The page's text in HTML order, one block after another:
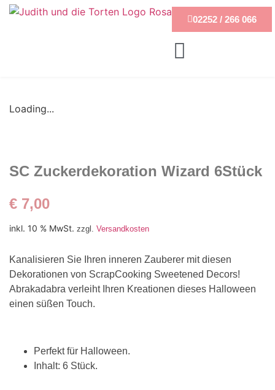
02252 / 266 066
Loading...
SC Zuckerdekoration Wizard 6Stück
€ 7,00
inkl. 10 % MwSt. zzgl. Versandkosten
Kanalisieren Sie Ihren inneren Zauberer mit diesen
Dekorationen von ScrapCooking Sweetened Decors!
Abrakadabra verleiht Ihren Kreationen dieses Halloween
einen süßen Touch.
Perfekt für Halloween.
Inhalt: 6 Stück.